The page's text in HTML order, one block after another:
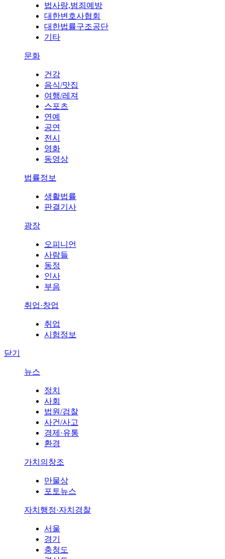
법사랑,범죄예방
대한변호사협회
대한법률구조공단
기타
문화
건강
음식/맛집
여행/레져
스포츠
연예
공연
전시
영화
동영상
법률정보
생활법률
판결기사
광장
오피니언
사람들
동정
인사
부음
취업·창업
취업
시험정보
닫기
뉴스
정치
사회
법원/검찰
사건/사고
경제·유통
환경
가치의창조
만물상
포토뉴스
자치행정·자치경찰
서울
경기
충청도